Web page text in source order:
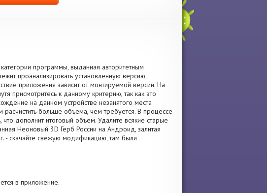
программы, выданная авторитетным
проанализировать установленную версию
приложения зависит от монтируемой версии. На
присмотритесь к данному критерию, так как это
на данном устройстве незанятого места
больше объема, чем требуется. В процессе
дополнит итоговый объем. Удалите всякие старые
Неоновый 3D Герб России на Андроид, залитая
- скачайте свежую модификацию, там были
в приложение.